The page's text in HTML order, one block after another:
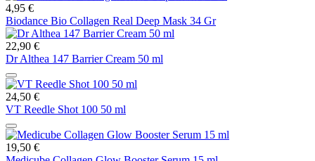
4,95 €
Biodance Bio Collagen Real Deep Mask 34 Gr
22,90 €
Dr Althea 147 Barrier Cream 50 ml
24,50 €
VT Reedle Shot 100 50 ml
19,50 €